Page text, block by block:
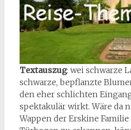
Textauszug: wei schwarze
schwarze, bepflanzte
den eher schlichten
spektakulär wirkt. Wäre da
Wappen der Erskine